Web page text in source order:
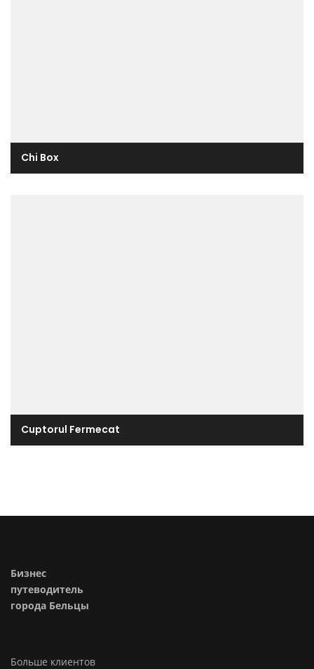
Chi Box
Cuptorul Fermecat
Бизнес
путеводитель
города Бельцы
Больше клиентов